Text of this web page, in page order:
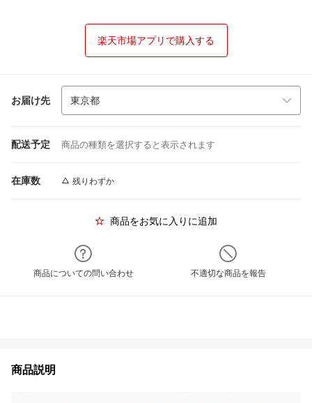
楽天市場アプリで購入する
お届け先
配送予定 商品の種類を選択すると表示されます
在庫数 残りわずか
商品をお気に入りに追加
商品についての問い合わせ 不適切な商品を報告
商品説明